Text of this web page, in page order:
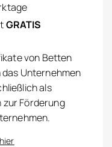
GRATIS
von Betten
das Unternehmen
als
Förderung